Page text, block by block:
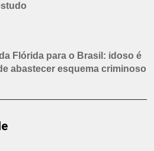
Flórida para o Brasil: idoso é
abastecer esquema criminoso